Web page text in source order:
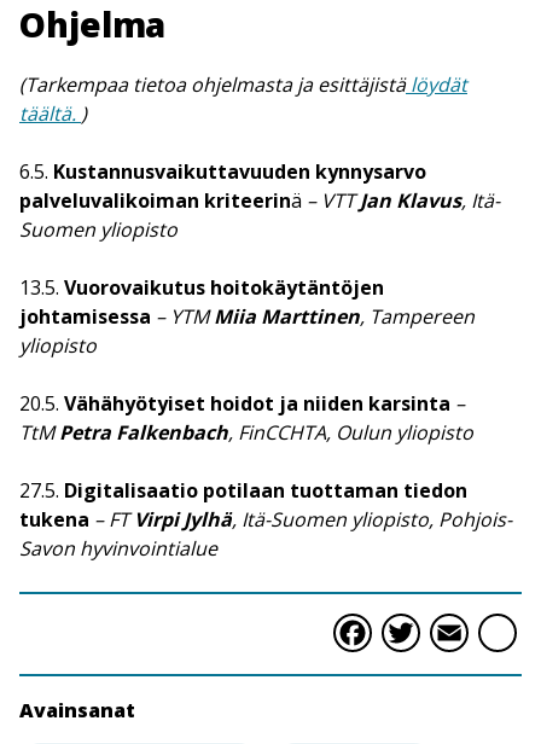
Ohjelma
(Tarkempaa tietoa ohjelmasta ja esittäjistälöydät
täältä. )
6.5. Kustannusvaikuttavuuden kynnysarvo
palveluvalikoiman kriteerinä – VTTJan Klavus, Itä-
Suomen yliopisto
13.5. Vuorovaikutus hoitokäytäntöjen
johtamisessa – YTMMiia Marttinen, Tampereen
yliopisto
20.5. Vähähyötyiset hoidot ja niiden karsinta –
TtMPetra Falkenbach, FinCCHTA, Oulun yliopisto
27.5. Digitalisaatio potilaan tuottaman tiedon
tukena – FTVirpi Jylhä, Itä-Suomen yliopisto, Pohjois-
Savon hyvinvointialue
Facebook
Avainsanat